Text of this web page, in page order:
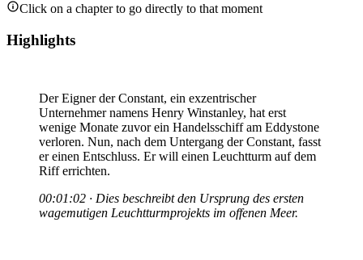
Click on a chapter to go directly to that moment
Highlights
Der Eigner der Constant, ein exzentrischer
Unternehmer namens Henry Winstanley, hat erst
wenige Monate zuvor ein Handelsschiff am Eddystone
verloren. Nun, nach dem Untergang der Constant, fasst
er einen Entschluss. Er will einen Leuchtturm auf dem
Riff errichten.
00:01:02 · Dies beschreibt den Ursprung des ersten
wagemutigen Leuchtturmprojekts im offenen Meer.